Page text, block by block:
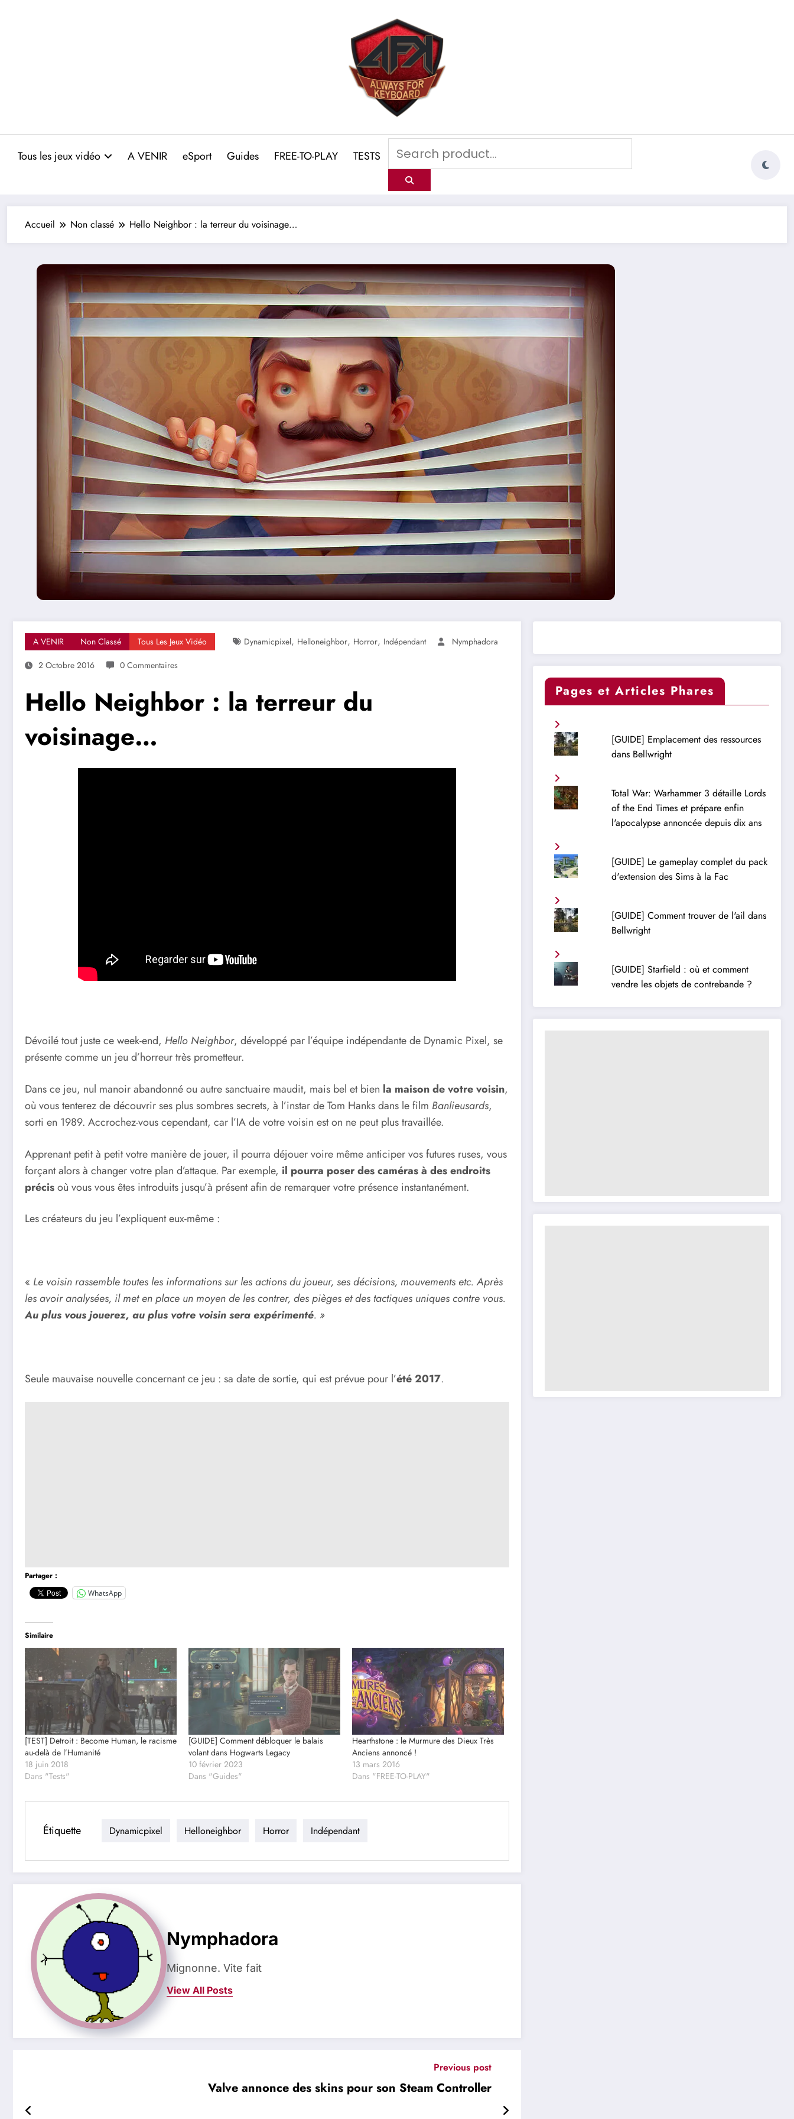
Tous les jeux vidéo A VENIR eSport Guides FREE-TO-PLAY TESTS
Accueil Non classé Hello Neighbor : la terreur du voisinage…
A VENIR Non Classé Tous Les Jeux Vidéo Dynamicpixel, Helloneighbor, Horror, Indépendant
Nymphadora
2 Octobre 2016
0 Commentaires
Hello Neighbor : la terreur du
voisinage…
Dévoilé tout juste ce week-end, Hello Neighbor, développé par l’équipe indépendante de Dynamic Pixel, se
présente comme un jeu d’horreur très prometteur.
Dans ce jeu, nul manoir abandonné ou autre sanctuaire maudit, mais bel et bien la maison de votre voisin,
où vous tenterez de découvrir ses plus sombres secrets, à l’instar de Tom Hanks dans le film Banlieusards,
sorti en 1989. Accrochez-vous cependant, car l’IA de votre voisin est on ne peut plus travaillée.
Apprenant petit à petit votre manière de jouer, il pourra déjouer voire même anticiper vos futures ruses, vous
forçant alors à changer votre plan d’attaque. Par exemple, il pourra poser des caméras à des endroits
précisoù vous vous êtes introduits jusqu’à présent afin de remarquer votre présence instantanément.
Les créateurs du jeu l’expliquent eux-même :
« Le voisin rassemble toutes les informations sur les actions du joueur, ses décisions, mouvements etc. Après
les avoir analysées, il met en place un moyen de les contrer, des pièges et des tactiques uniques contre vous.
Au plus vous jouerez, au plus votre voisin sera expérimenté. »
Seule mauvaise nouvelle concernant ce jeu : sa date de sortie, qui est prévue pour l’été 2017.
Partager :
WhatsApp
Similaire
[TEST] Detroit : Become Human, le racisme
au-delà de l’Humanité
18 juin 2018
Dans "Tests"
[GUIDE] Comment débloquer le balais
volant dans Hogwarts Legacy
10 février 2023
Dans "Guides"
Hearthstone : le Murmure des Dieux Très
Anciens annoncé !
13 mars 2016
Dans "FREE-TO-PLAY"
Étiquette Dynamicpixel Helloneighbor Horror Indépendant
Nymphadora
Mignonne. Vite fait
View All Posts
Previous post
Valve annonce des skins pour son Steam Controller
Pages et Articles Phares
[GUIDE] Emplacement des ressources
dans Bellwright
Total War: Warhammer 3 détaille Lords
of the End Times et prépare enfin
l'apocalypse annoncée depuis dix ans
[GUIDE] Le gameplay complet du pack
d'extension des Sims à la Fac
[GUIDE] Comment trouver de l'ail dans
Bellwright
[GUIDE] Starfield : où et comment
vendre les objets de contrebande ?